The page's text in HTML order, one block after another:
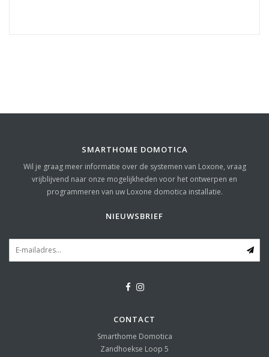
SMARTHOME DOMOTICA
Wil je graag meer informatie over de systemen van Loxone, vraag
vrijblijvend naar onze mogelijkheden voor het ontwerpen en
programmeren van uw Loxone domotica installatie.
NIEUWSBRIEF
CONTACT
Smarthome Domotica
Zandhoekse Loop 5